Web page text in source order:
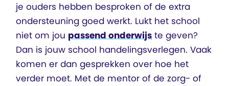
je ouders hebben besproken of de extra
ondersteuning goed werkt. Lukt het school
niet om jou passend onderwijs te geven?
Dan is jouw school handelingsverlegen. Vaak
komen er dan gesprekken over hoe het
verder moet. Met de mentor of de zorg- of